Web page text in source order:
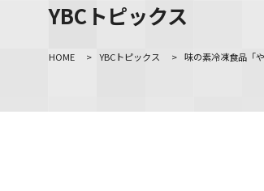
ＹＢＣオンデマンド
YBCトピックス
HOME > YBCトピックス > 味の